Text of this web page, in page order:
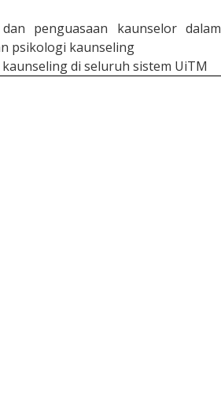
penguasaan kaunselor dalam
psikologi kaunseling
kaunseling di seluruh sistem UiTM